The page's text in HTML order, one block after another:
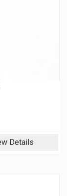
Details